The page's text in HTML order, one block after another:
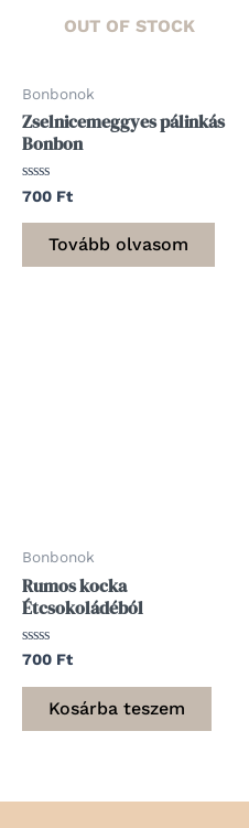
OUT OF STOCK
Bonbonok
Zselnicemeggyes pálinkás
Bonbon
Értékelés:
/
700 Ft
Tovább olvasom
Bonbonok
Rumos kocka
Étcsokoládéból
Értékelés:
/
700 Ft
Kosárba teszem